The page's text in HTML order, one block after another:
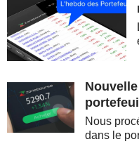
MUNICH RE
JAPAN POST BANK CO., LTD.
ADNOC GAS PLC
KDDI CORPORATION
FUJIKURA LTD.
Nous
dans le